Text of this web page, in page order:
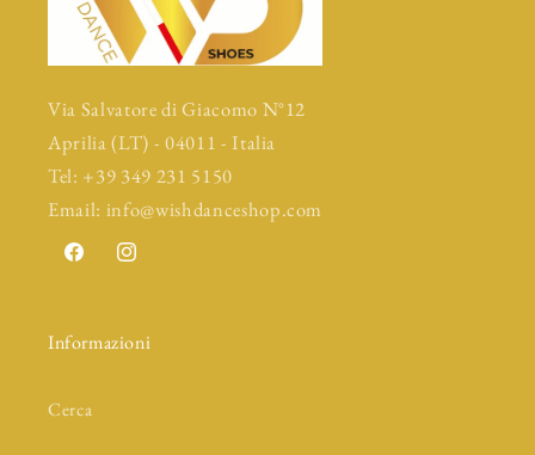
Via Salvatore di Giacomo N°12
Aprilia (LT) - 04011 - Italia
Tel: +39 349 231 5150
Email: info@wishdanceshop.com
FacebookInstagram
Informazioni
Cerca